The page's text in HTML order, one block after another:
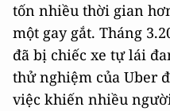
tốn nhiều thời gian
một gay gắt. Tháng
đã bị chiếc xe tự lái
thử nghiệm của Uber
việc khiến nhiều